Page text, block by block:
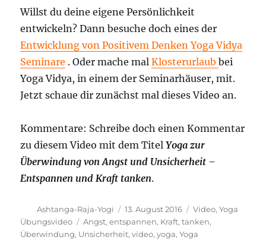
Willst du deine eigene Persönlichkeit
entwickeln? Dann besuche doch eines der
Entwicklung von Positivem Denken Yoga Vidya
Seminare . Oder mache malKlosterurlaubbei
Yoga Vidya, in einem der Seminarhäuser, mit.
Jetzt schaue dir zunächst mal dieses Video an.
Kommentare: Schreibe doch einen Kommentar
zu diesem Video mit dem TitelYoga zur
Überwindung von Angst und Unsicherheit –
Entspannen und Kraft tanken.
Autor
Ashtanga-Raja-Yogi
Veröffentlicht
am
13. August 2016 Kategorien
Video,Yoga
Übungsvideo
Schlagwörter
Angst,entspannen, Kraft,tanken,
Überwindung, Unsicherheit,video,yoga,Yoga